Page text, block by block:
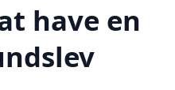
have en